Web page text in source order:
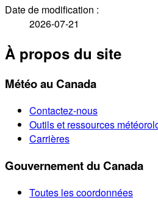
Date de modification :
2026-07-21
À propos du site
Météo au Canada
Contactez-nous
Outils et ressources
Carrières
Gouvernement du Canada
Toutes les coordonnées